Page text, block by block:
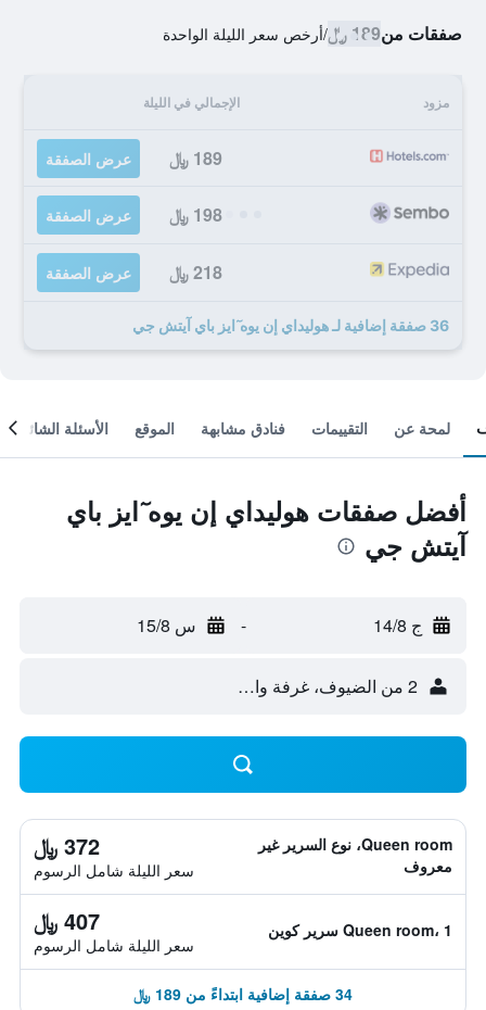
صفقات من189 ﷼ /أرخص سعر الليلة الواحدة
مزود الإجمالي في الليلة
189 ﷼ عرض الصفقة
198 ﷼ عرض الصفقة
218 ﷼ عرض الصفقة
36 صفقة إضافية لـ هوليداي إن يوه ٓايز باي آيتش جي
لمحة عن التقييمات فنادق مشابهة الموقع الأسئلة الشائعة
أفضل صفقات هوليداي إن يوه ٓايز باي
آيتش جي
ج 14/8 - س 15/8
2 من الضيوف، غرفة واحدة
Queen room، نوع السرير غير
معروف
372 ﷼
سعر الليلة شامل الرسوم
Queen room، 1 سرير كوين 407 ﷼
سعر الليلة شامل الرسوم
34 صفقة إضافية ابتداءً من 189 ﷼